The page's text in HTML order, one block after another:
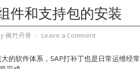
件和支持包的安装
枫竹丹青 ⋅ Leave a Comment
的软件体系，SAP打补丁也是日常运维经